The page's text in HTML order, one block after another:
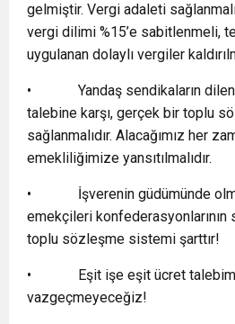
gelmiştir. Vergi adaleti
vergi dilimi %15’e sabitlenmeli,
uygulanan dolaylı vergiler
• Yandaş sendikaların
talebine karşı, gerçek bir toplu
sağlanmalıdır. Alacağımız her
emekliliğimize yansıtılmalıdır.
• İşverenin güdümünde
emekçileri
toplu sözleşme sistemi şarttır!
• Eşit işe eşit ücret
vazgeçmeyeceğiz!